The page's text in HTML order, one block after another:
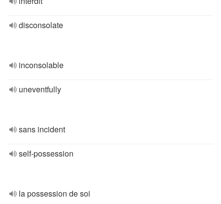
disconsolate
inconsolable
uneventfully
sans incident
self-possession
la possession de soi